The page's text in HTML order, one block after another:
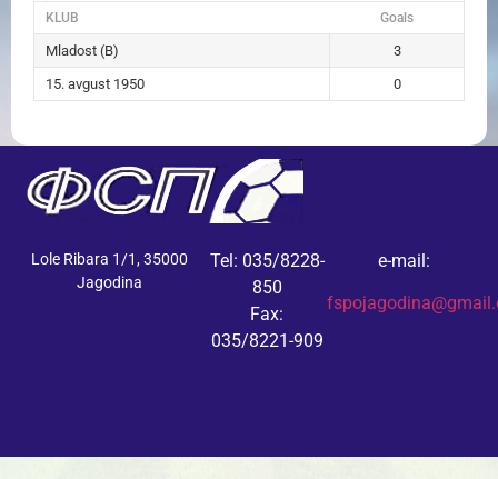
KLUB Goals
Mladost (B)
3
15. avgust 1950
0
Lole Ribara 1/1, 35000
Jagodina
Tel: 035/8228-
850
Fax:
035/8221-909
e-mail: